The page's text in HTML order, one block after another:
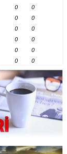
0
0
0
0
0
0
0
0
0
0
0 0